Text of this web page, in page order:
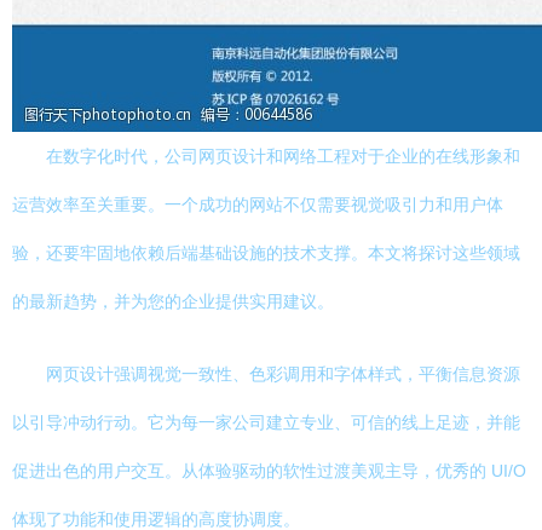
在数字化时代，公司网页设计和网络工程对于企业的在线形象和
运营效率至关重要。一个成功的网站不仅需要视觉吸引力和用户体
验，还要牢固地依赖后端基础设施的技术支撑。本文将探讨这些领域
的最新趋势，并为您的企业提供实用建议。
网页设计强调视觉一致性、色彩调用和字体样式，平衡信息资源
以引导冲动行动。它为每一家公司建立专业、可信的线上足迹，并能
促进出色的用户交互。从体验驱动的软性过渡美观主导，优秀的 UI/O
体现了功能和使用逻辑的高度协调度。